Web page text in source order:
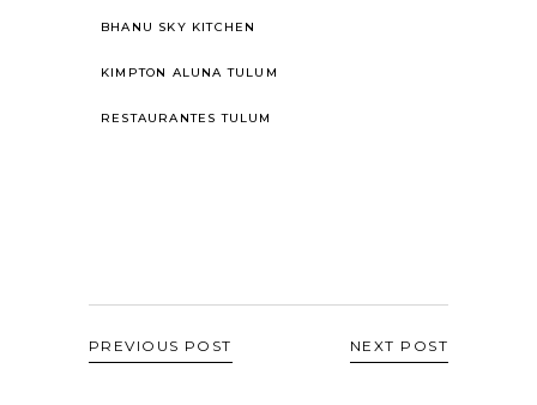
BHANU SKY KITCHEN
KIMPTON ALUNA TULUM
RESTAURANTES TULUM
PREVIOUS POST NEXT POST